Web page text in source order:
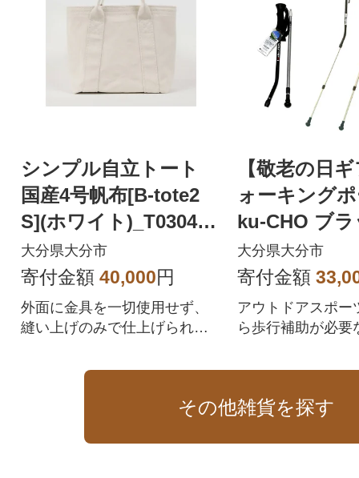
シンプル自立トート
国産4号帆布[B-tote2
S](ホワイト)_T03040_
2
大分県大分市
寄付金額 40,000円
外面に金具を一切使用せず、
縫い上げのみで仕上げられた
【敬老の日
ォーキング
ku-CHO ブ
バー1本
大分県大分市
寄付金額
アウトドアスポー
ら歩行補助が必要
022年に特許取得
その他雑貨を探す